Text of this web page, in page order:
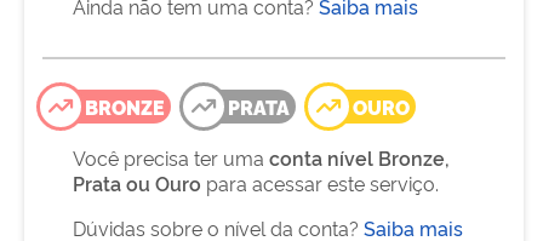
Ainda não tem uma conta? Saiba mais
BRONZE PRATA
OURO
Você precisa ter uma conta nível Bronze,
Prata ou Ouro para acessar este serviço.
Dúvidas sobre o nível da conta? Saiba mais